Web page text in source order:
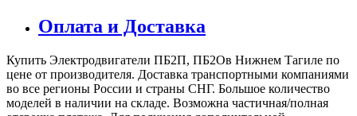
Оплата и Доставка
Купить Электродвигатели ПБ2П, ПБ2Ов Нижнем Тагиле по
цене от производителя. Доставка транспортными компаниями
во все регионы России и страны СНГ. Большое количество
моделей в наличии на складе. Возможна частичная/полная